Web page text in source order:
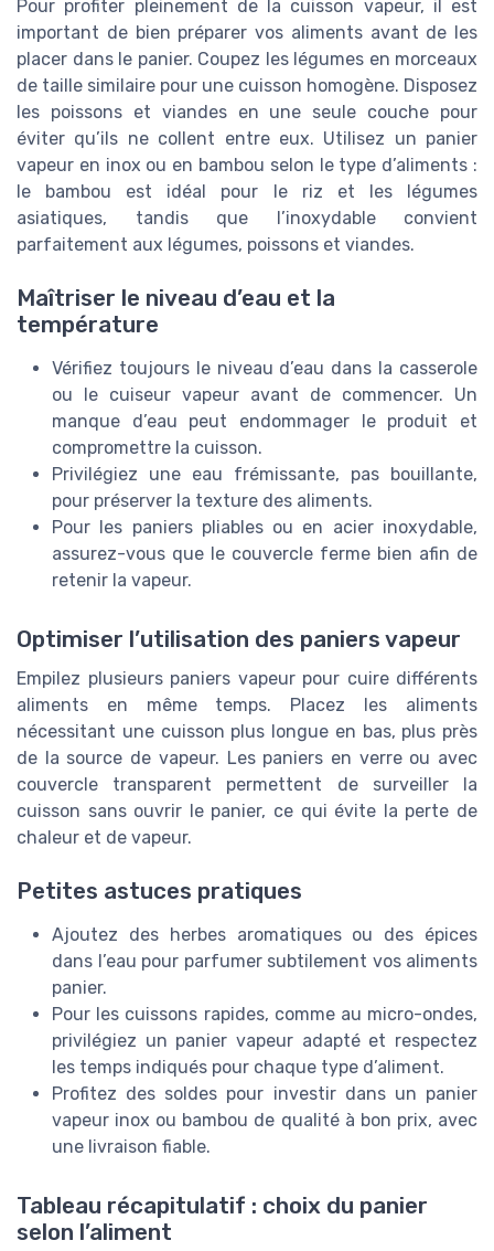
Pour profiter pleinement de la cuisson vapeur, il est
important de bien préparer vos aliments avant de les
placer dans le panier. Coupez les légumes en morceaux
de taille similaire pour une cuisson homogène. Disposez
les poissons et viandes en une seule couche pour
éviter qu’ils ne collent entre eux. Utilisez un panier
vapeur en inox ou en bambou selon le type d’aliments :
le bambou est idéal pour le riz et les légumes
asiatiques, tandis que l’inoxydable convient
parfaitement aux légumes, poissons et viandes.
Maîtriser le niveau d’eau et la
température
Vérifiez toujours le niveau d’eau dans la casserole
ou le cuiseur vapeur avant de commencer. Un
manque d’eau peut endommager le produit et
compromettre la cuisson.
Privilégiez une eau frémissante, pas bouillante,
pour préserver la texture des aliments.
Pour les paniers pliables ou en acier inoxydable,
assurez-vous que le couvercle ferme bien afin de
retenir la vapeur.
Optimiser l’utilisation des paniers vapeur
Empilez plusieurs paniers vapeur pour cuire différents
aliments en même temps. Placez les aliments
nécessitant une cuisson plus longue en bas, plus près
de la source de vapeur. Les paniers en verre ou avec
couvercle transparent permettent de surveiller la
cuisson sans ouvrir le panier, ce qui évite la perte de
chaleur et de vapeur.
Petites astuces pratiques
Ajoutez des herbes aromatiques ou des épices
dans l’eau pour parfumer subtilement vos aliments
panier.
Pour les cuissons rapides, comme au micro-ondes,
privilégiez un panier vapeur adapté et respectez
les temps indiqués pour chaque type d’aliment.
Profitez des soldes pour investir dans un panier
vapeur inox ou bambou de qualité à bon prix, avec
une livraison fiable.
Tableau récapitulatif : choix du panier
selon l’aliment